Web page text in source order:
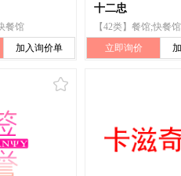
餐馆
加入询价单
十二忠
【42类】餐馆;快餐
立即询价